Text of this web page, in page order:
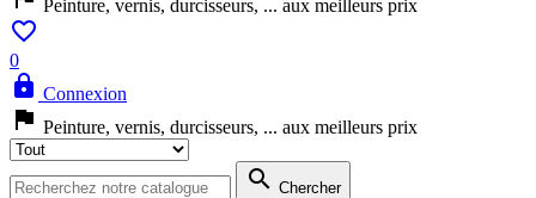
Peinture, vernis, durcisseurs, ... aux meilleurs prix

0
 Connexion
 Peinture, vernis, durcisseurs, ... aux meilleurs prix
 Chercher